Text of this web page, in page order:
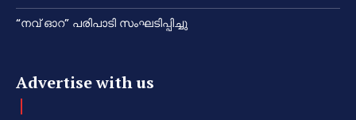
“നവ് ഓറ” പരിപാടി സംഘടിപ്പിച്ചു
Advertise with us